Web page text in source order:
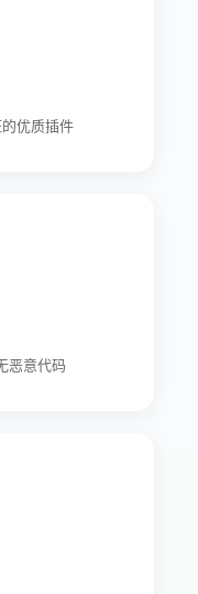
优质插件
恶意代码